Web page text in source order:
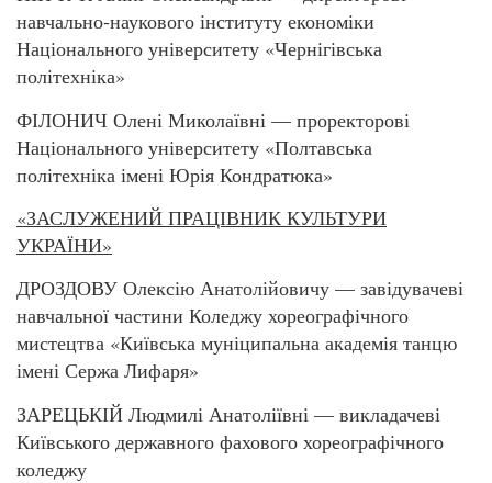
навчально-наукового інституту економіки
Національного університету «Чернігівська
політехніка»
ФІЛОНИЧ Олені Миколаївні — проректорові
Національного університету «Полтавська
політехніка імені Юрія Кондратюка»
«ЗАСЛУЖЕНИЙ ПРАЦІВНИК КУЛЬТУРИ
УКРАЇНИ»
ДРОЗДОВУ Олексію Анатолійовичу — завідувачеві
навчальної частини Коледжу хореографічного
мистецтва «Київська муніципальна академія танцю
імені Сержа Лифаря»
ЗАРЕЦЬКІЙ Людмилі Анатоліївні — викладачеві
Київського державного фахового хореографічного
коледжу